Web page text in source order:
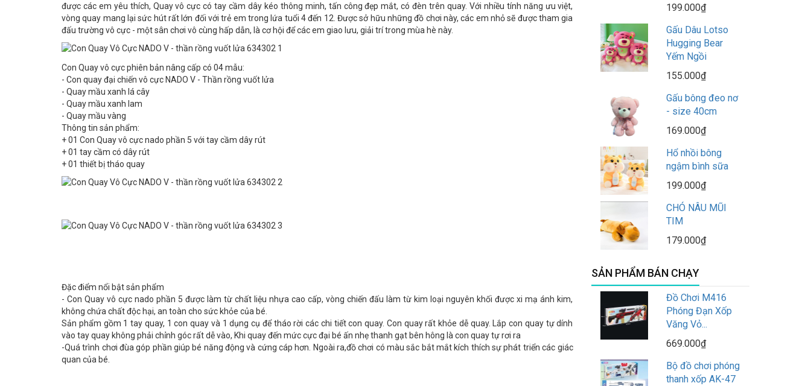
được các em yêu thích, Quay vô cực có tay cầm dây kéo thông minh, tấn công đẹp mắt, có đèn trên quay. Với nhiều tính năng ưu việt,
vòng quay mang lại sức hút rất lớn đối với trẻ em trong lứa tuổi 4 đến 12. Được sở hữu những đồ chơi này, các em nhỏ sẽ được tham gia
đấu trường vô cực - một sân chơi vô cùng hấp dẫn, là cơ hội để các em giao lưu, giải trí trong mùa hè này.
Con Quay vô cực phiên bản nâng cấp có 04 mẫu:
- Con quay đại chiến vô cực NADO V - Thần rồng vuốt lửa
- Quay mầu xanh lá cây
- Quay mầu xanh lam
- Quay mầu vàng
Thông tin sản phẩm:
+ 01 Con Quay vô cực nado phần 5 với tay cầm dây rút
+ 01 tay cầm có dây rút
+ 01 thiết bị tháo quay
Đặc điểm nổi bật sản phẩm
- Con Quay vô cực nado phần 5 được làm từ chất liệu nhựa cao cấp, vòng chiến đấu làm từ kim loại nguyên khối được xi mạ ánh kim,
không chứa chất độc hại, an toàn cho sức khỏe của bé.
Sản phẩm gồm 1 tay quay, 1 con quay và 1 dụng cụ để tháo rời các chi tiết con quay. Con quay rất khỏe dễ quay. Lắp con quay tự dính
vào tay quay không phải chỉnh góc rất dễ vào, Khi quay đến mức cực đại bé ấn nhẹ thanh gạt bên hông là con quay tự rơi ra
-Quá trình chơi đùa góp phần giúp bé năng động và cứng cáp hơn. Ngoài ra,đồ chơi có màu sắc bắt mắt kích thích sự phát triển các giác
quan của bé.
199.000₫
Gấu Dâu Lotso
Hugging Bear
Yếm Ngồi
155.000₫
Gấu bông đeo nơ
- size 40cm
169.000₫
Hổ nhồi bông
ngậm bình sữa
199.000₫
CHÓ NÂU MŨI
TIM
179.000₫
SẢN PHẨM BÁN CHẠY
Đồ Chơi M416
Phóng Đạn Xốp
Văng Vỏ...
669.000₫
Bộ đồ chơi phóng
thanh xốp AK-47